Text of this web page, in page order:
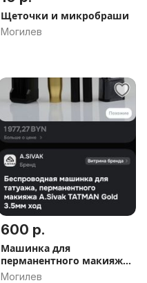
Щеточки и микробраши
Могилев
600 р.
Машинка для
перманентного макияжа
и тату
Могилев